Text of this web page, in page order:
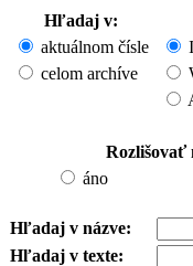
Hľadaj v:
aktuálnom čísle
celom archíve
Rozlišovať
áno
Hľadaj v názve:
Hľadaj v texte: